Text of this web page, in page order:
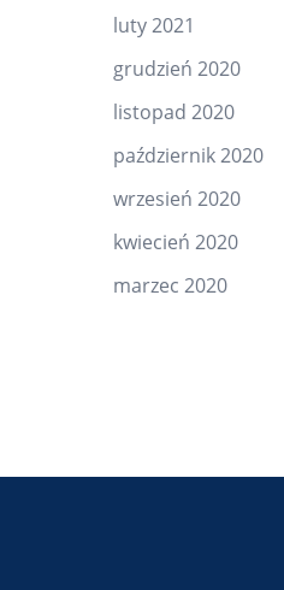
luty 2021
grudzień 2020
listopad 2020
październik 2020
wrzesień 2020
kwiecień 2020
marzec 2020